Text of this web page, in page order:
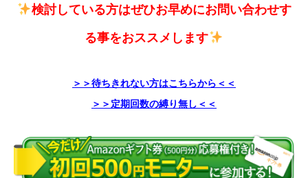
検討している方はぜひお早めにお問い合わせす
る事をおススメします
＞＞待ちきれない方はこちらから＜＜
＞＞定期回数の縛り無し＜＜